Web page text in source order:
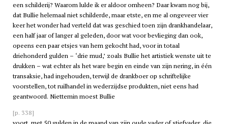
een schilderij? Waarom lulde ik er aldoor omheen? Daar kwam nog bij,
dat Bullie helemaal niet schilderde, maar etste, en me al ongeveer vier
keer het wonder had verteld dat was geschied toen zijn drankhandelaar,
een half jaar of langer al geleden, door wat voor bevlieging dan ook,
opeens een paar etsjes van hem gekocht had, voor in totaal
driehonderd gulden – ‘drie mud,’ zoals Bullie het artistiek wenste uit te
drukken – wat echter als het ware begin en einde van zijn nering, in één
transaksie, had ingehouden, terwijl de drankboer op schriftelijke
voorstellen, tot ruilhandel in wederzijdse produkten, niet eens had
geantwoord. Niettemin moest Bullie
[p. 338]